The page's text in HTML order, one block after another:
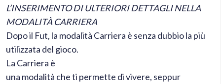
L’INSERIMENTO DI ULTERIORI DETTAGLI NELLA
MODALITÀ CARRIERA
Dopo il Fut, la modalità Carriera è senza dubbio la più
utilizzata del gioco.
La Carriera è
una modalità che ti permette di vivere, seppur